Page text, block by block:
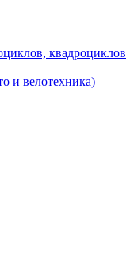
квадроциклов
и велотехника)